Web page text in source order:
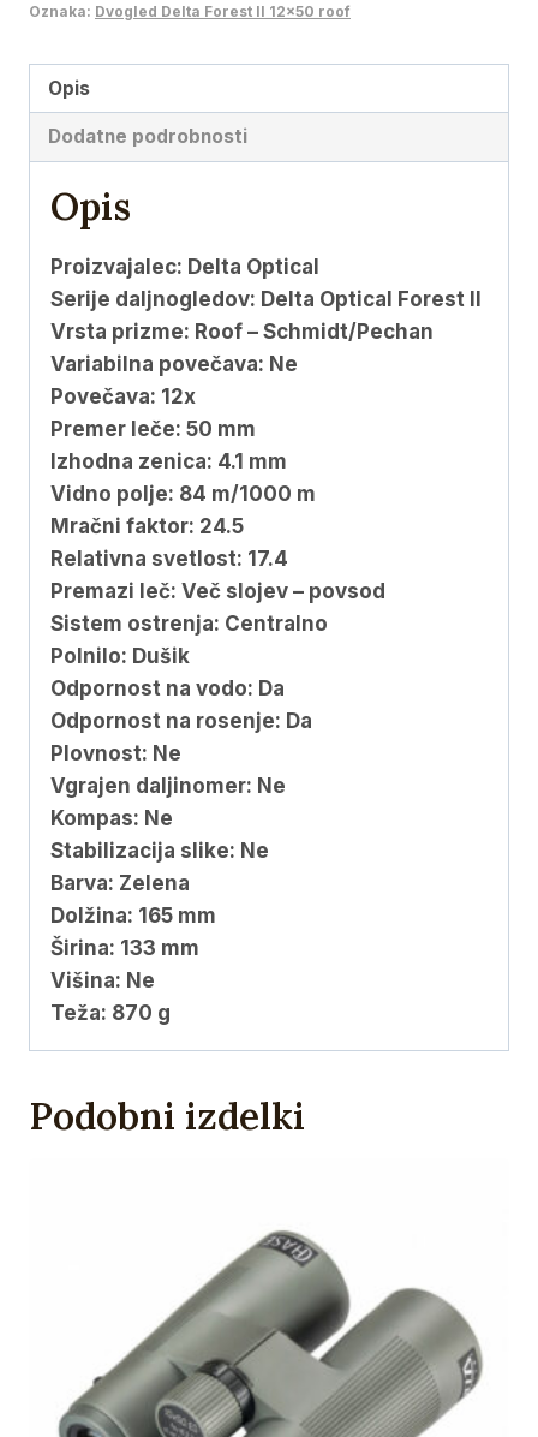
roof
Oznaka: Dvogled Delta Forest II 12x50 roof
Opis
Dodatne podrobnosti
Opis
Proizvajalec: Delta Optical
Serije daljnogledov: Delta Optical Forest II
Vrsta prizme: Roof – Schmidt/Pechan
Variabilna povečava: Ne
Povečava: 12x
Premer leče: 50 mm
Izhodna zenica: 4.1 mm
Vidno polje: 84 m/1000 m
Mračni faktor: 24.5
Relativna svetlost: 17.4
Premazi leč: Več slojev – povsod
Sistem ostrenja: Centralno
Polnilo: Dušik
Odpornost na vodo: Da
Odpornost na rosenje: Da
Plovnost: Ne
Vgrajen daljinomer: Ne
Kompas: Ne
Stabilizacija slike: Ne
Barva: Zelena
Dolžina: 165 mm
Širina: 133 mm
Višina: Ne
Teža: 870 g
Podobni izdelki